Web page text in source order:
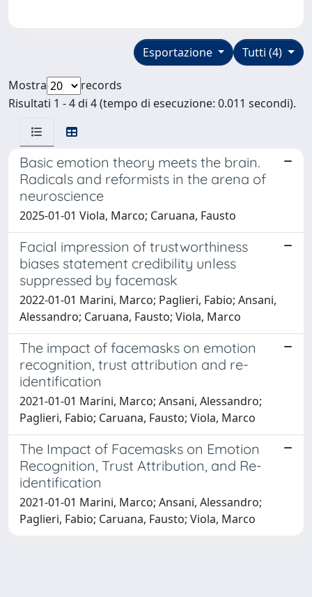
Tutti (4)
Esportazione
Mostra
records
Risultati 1 - 4 di 4 (tempo di esecuzione: 0.011 secondi).
Basic emotion theory meets the brain.
Radicals and reformists in the arena of
neuroscience
2025-01-01 Viola, Marco; Caruana, Fausto
Facial impression of trustworthiness
biases statement credibility unless
suppressed by facemask
2022-01-01 Marini, Marco; Paglieri, Fabio; Ansani,
Alessandro; Caruana, Fausto; Viola, Marco
The impact of facemasks on emotion
recognition, trust attribution and re-
identification
2021-01-01 Marini, Marco; Ansani, Alessandro;
Paglieri, Fabio; Caruana, Fausto; Viola, Marco
The Impact of Facemasks on Emotion
Recognition, Trust Attribution, and Re-
identification
2021-01-01 Marini, Marco; Ansani, Alessandro;
Paglieri, Fabio; Caruana, Fausto; Viola, Marco